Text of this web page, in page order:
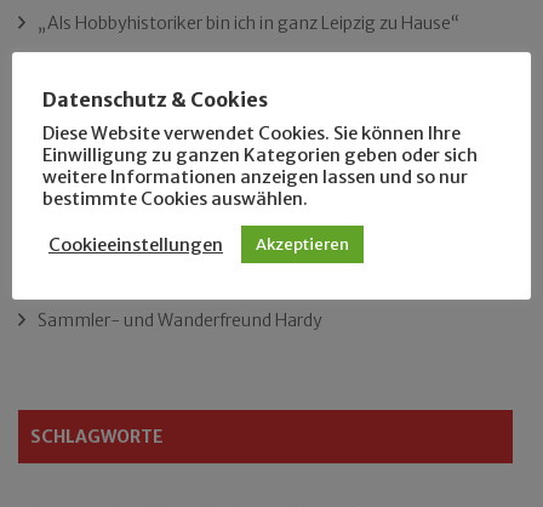
„Als Hobbyhistoriker bin ich in ganz Leipzig zu Hause“
Der Leipziger Schmiedetag von 1904
Rennfahrer in Schönefeld und Zschocher
Zu Fuß durch Anger-Crottendorf
Sammler- und Wanderfreund Hardy
SCHLAGWORTE
Datenschutz & Cookies
Diese Website verwendet Cookies. Sie können Ihre
Einwilligung zu ganzen Kategorien geben oder sich
weitere Informationen anzeigen lassen und so nur
bestimmte Cookies auswählen.
Cookieeinstellungen Akzeptieren